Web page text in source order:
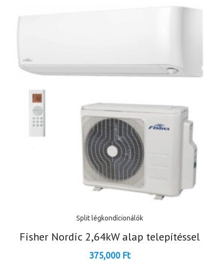
Split légkondícionálók
Fisher Nordic 2,64kW alap telepítéssel
375,000 Ft